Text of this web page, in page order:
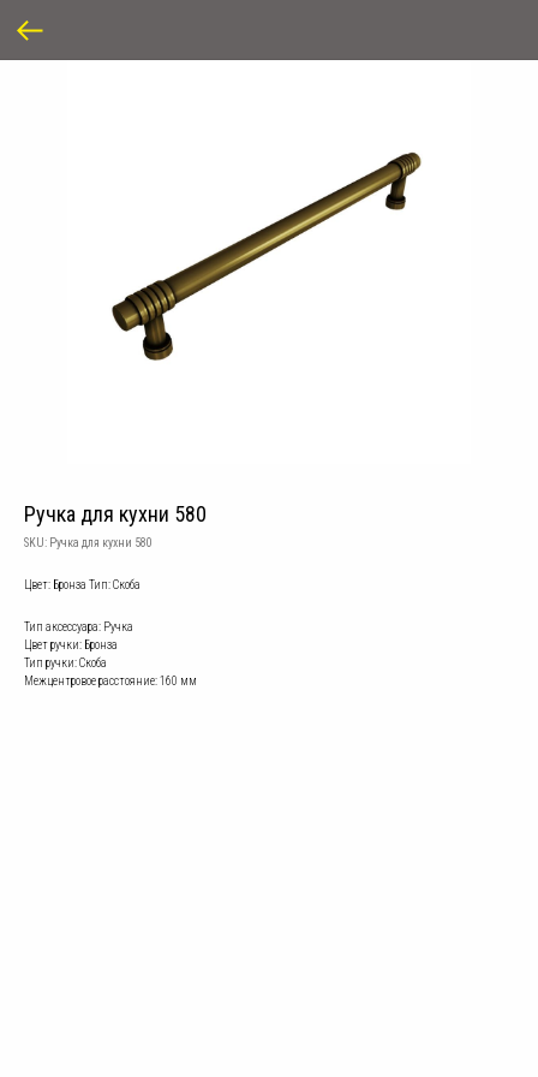
Ручка для кухни 580
SKU: Ручка для кухни 580
Цвет: Бронза Тип: Скоба
Тип аксессуара: Ручка
Цвет ручки: Бронза
Тип ручки: Скоба
Межцентровое расстояние: 160 мм